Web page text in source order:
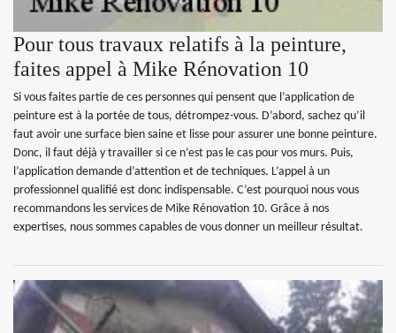
Pour tous travaux relatifs à la peinture,
faites appel à Mike Rénovation 10
Si vous faites partie de ces personnes qui pensent que l’application de
peinture est à la portée de tous, détrompez-vous. D’abord, sachez qu’il
faut avoir une surface bien saine et lisse pour assurer une bonne peinture.
Donc, il faut déjà y travailler si ce n’est pas le cas pour vos murs. Puis,
l’application demande d’attention et de techniques. L’appel à un
professionnel qualifié est donc indispensable. C’est pourquoi nous vous
recommandons les services de Mike Rénovation 10. Grâce à nos
expertises, nous sommes capables de vous donner un meilleur résultat.